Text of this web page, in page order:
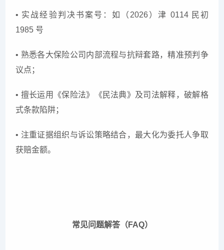
• 实战经验判决书案号：如（2026）津 0114 民初
1985 号
• 熟悉各大保险公司内部流程与抗辩套路，精准预判争
议点；
• 擅长运用《保险法》《民法典》及司法解释，破解格
式条款陷阱；
• 注重证据组织与诉讼策略结合，最大化为委托人争取
获赔金额。
常见问题解答（FAQ）